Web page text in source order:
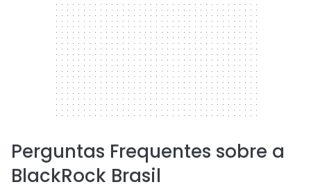
Perguntas Frequentes sobre a
BlackRock Brasil